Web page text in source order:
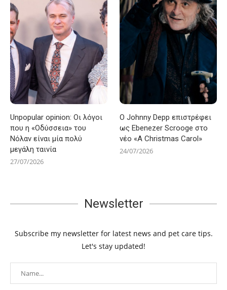
Unpopular opinion: Οι λόγοι
που η «Οδύσσεια» του
Νόλαν είναι μία πολύ
μεγάλη ταινία
27/07/2026
Ο Johnny Depp επιστρέφει
ως Ebenezer Scrooge στο
νέο «A Christmas Carol»
24/07/2026
Newsletter
Subscribe my newsletter for latest news and pet care tips.
Let's stay updated!